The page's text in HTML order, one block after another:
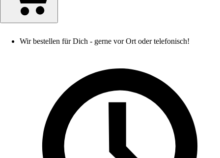
Wir bestellen für Dich - gerne vor Ort oder telefonisch!